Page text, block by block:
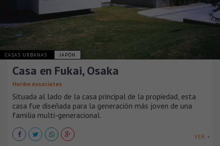
CASAS URBANAS JAPÓN
Casa en Fukai, Osaka
Horibe Associates
Situada al lado de la casa principal de la propiedad, esta
casa fue diseñada para la generación más joven de una
familia multi-generacional.
VER +